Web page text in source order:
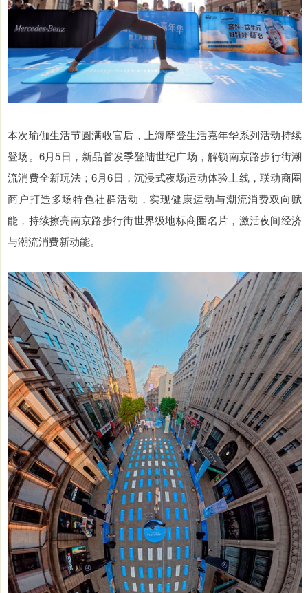
本次瑜伽生活节圆满收官后，上海摩登生活嘉年华系列活动持续
登场。6月5日，新品首发季登陆世纪广场，解锁南京路步行街潮
流消费全新玩法；6月6日，沉浸式夜场运动体验上线，联动商圈
商户打造多场特色社群活动，实现健康运动与潮流消费双向赋
能，持续擦亮南京路步行街世界级地标商圈名片，激活夜间经济
与潮流消费新动能。